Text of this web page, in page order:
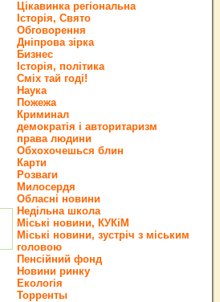
Цікавинка регіональна
Історія, Свято
Обговорення
Дніпрова зірка
Бизнес
Історія, політика
Сміх тай годі!
Наука
Пожежа
Криминал
демократія і авторитаризм
права людини
Обхохочешься блин
Карти
Розваги
Милосердя
Обласні новини
Недільна школа
Міські новини, КУКіМ
Міські новини, зустріч з міським
головою
Пенсійний фонд
Новини ринку
Екологія
Торренты